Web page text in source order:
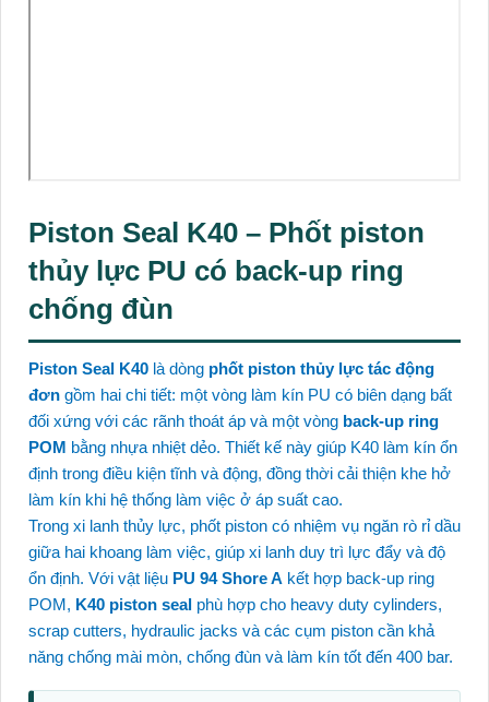
Piston Seal K40 – Phốt piston
thủy lực PU có back-up ring
chống đùn
Piston Seal K40 là dòng phốt piston thủy lực tác động
đơn gồm hai chi tiết: một vòng làm kín PU có biên dạng bất
đối xứng với các rãnh thoát áp và một vòng back-up ring
POM bằng nhựa nhiệt dẻo. Thiết kế này giúp K40 làm kín ổn
định trong điều kiện tĩnh và động, đồng thời cải thiện khe hở
làm kín khi hệ thống làm việc ở áp suất cao.
Trong xi lanh thủy lực, phốt piston có nhiệm vụ ngăn rò rỉ dầu
giữa hai khoang làm việc, giúp xi lanh duy trì lực đẩy và độ
ổn định. Với vật liệu PU 94 Shore A kết hợp back-up ring
POM, K40 piston seal phù hợp cho heavy duty cylinders,
scrap cutters, hydraulic jacks và các cụm piston cần khả
năng chống mài mòn, chống đùn và làm kín tốt đến 400 bar.